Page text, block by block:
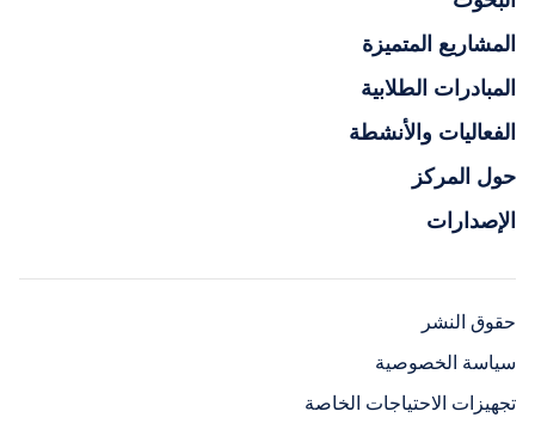
المشاريع المتميزة
المبادرات الطلابية
الفعاليات والأنشطة
حول المركز
الإصدارات
حقوق النشر
سياسة الخصوصية
تجهيزات الاحتياجات الخاصة